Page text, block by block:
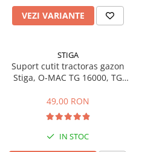
Dispozitive de imprastiat si
semanat
Lopeti pentru zapada
Roabe si carucioare
Plase si folii pentru gradinarit
Alte unelte de gradinarit
Echipamente de protectie pentru
VEZI VARIANTE
STIGA
Suport cutit tractoras gazon
Stiga, O-MAC TG 16000, TG
49,00 RON
IN STOC